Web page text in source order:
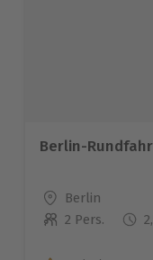
Berlin-
Standort
Berlin
Anzahl der
2 Pers.